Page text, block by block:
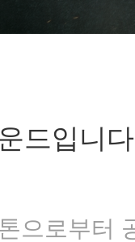
드입니
으로부터